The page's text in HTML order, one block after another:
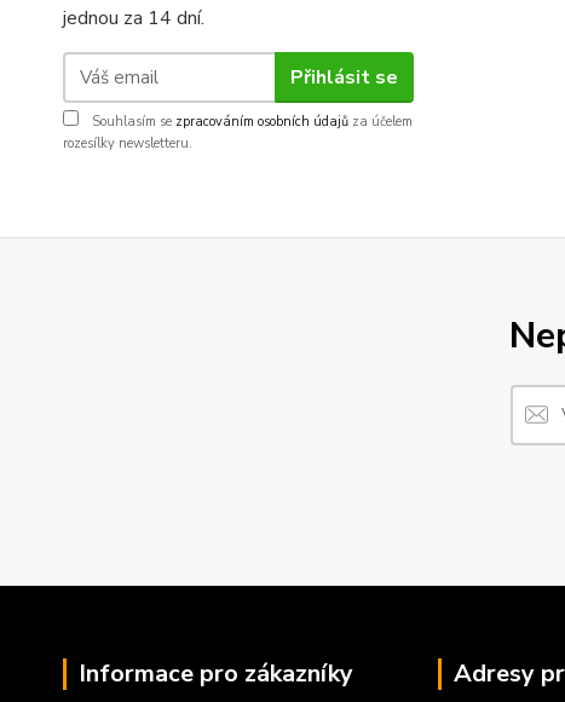
jednou za 14 dní.
Přihlásit se
Souhlasím se zpracováním osobních údajů za účelem
rozesílky newsletteru.
Informace pro zákazníky Adresy